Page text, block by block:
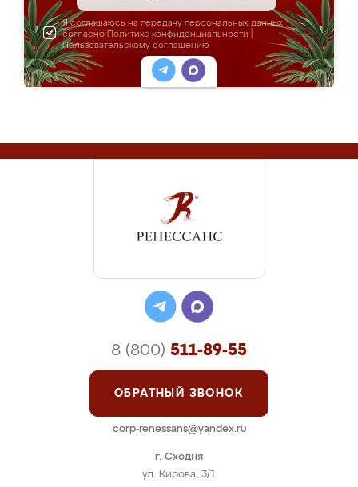
Я соглашаюсь на передачу персональных данных
согласно Политике конфиденциальности
Пользовательскому соглашению
г. Сходня
ул. Кирова, 3/1
8 (800) 511-89-55
ОБРАТНЫЙ ЗВОНОК
corp-renessans@yandex.ru